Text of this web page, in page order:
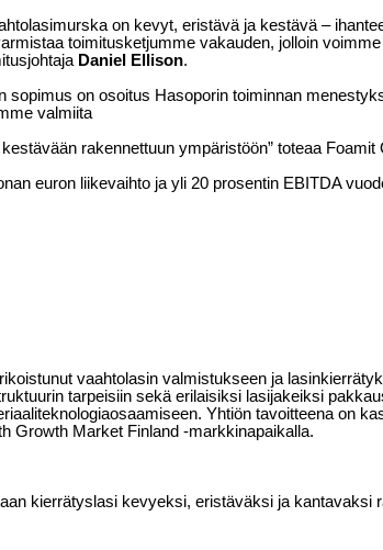
on kevyt, eristävä ja kestävä –
toimitusketjumme vakauden, jolloin
Daniel Ellison.
on osoitus Hasoporin toiminnan
valmiita
rakennettuun ympäristöön” toteaa Foamit
euron liikevaihto ja yli 20 prosentin EBITDA
vaahtolasin valmistukseen ja
tarpeisiin sekä erilaisiksi lasijakeiksi
Yhtiön tavoitteena on
Growth Market Finland -markkinapaikalla.
kierrätyslasi kevyeksi, eristäväksi ja kantavaksi